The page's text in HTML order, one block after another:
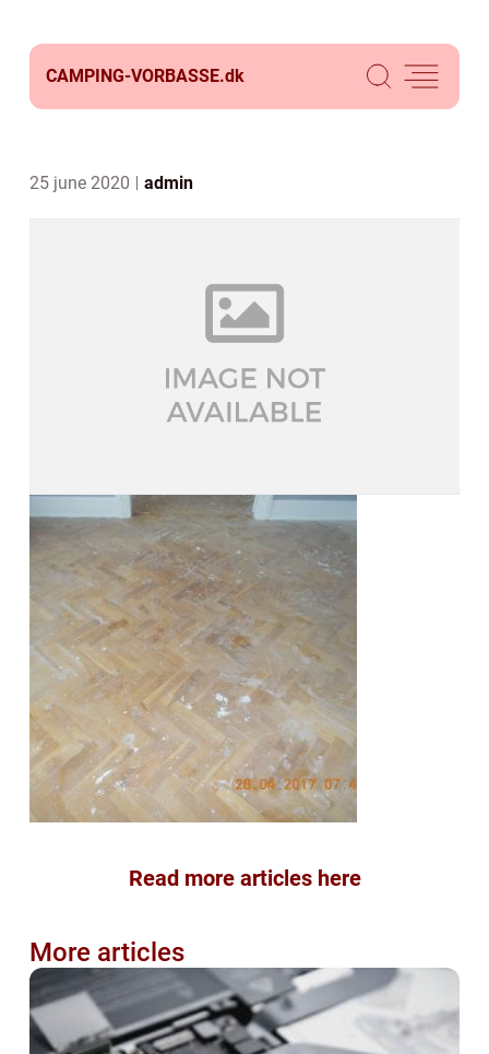
CAMPING-VORBASSE.dk
25 june 2020 admin
Read more articles here
More articles